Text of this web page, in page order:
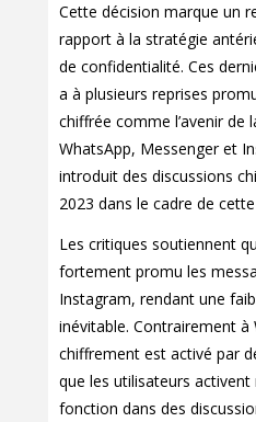
Cette décision marque un
rapport à la stratégie
de confidentialité. Ces
a à plusieurs reprises
chiffrée comme l’avenir de
WhatsApp, Messenger et
introduit des discussions
2023 dans le cadre de
Les critiques soutiennent
fortement promu les
Instagram, rendant une
inévitable. Contrairement à
chiffrement est activé par
que les utilisateurs
fonction dans des